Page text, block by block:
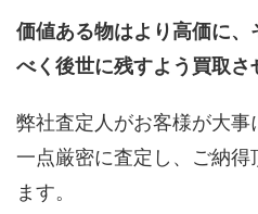
価値ある物はより高価に
べく後世に残すよう買取さ
弊社査定人がお客様が大
一点厳密に査定し、ご納得
ます。